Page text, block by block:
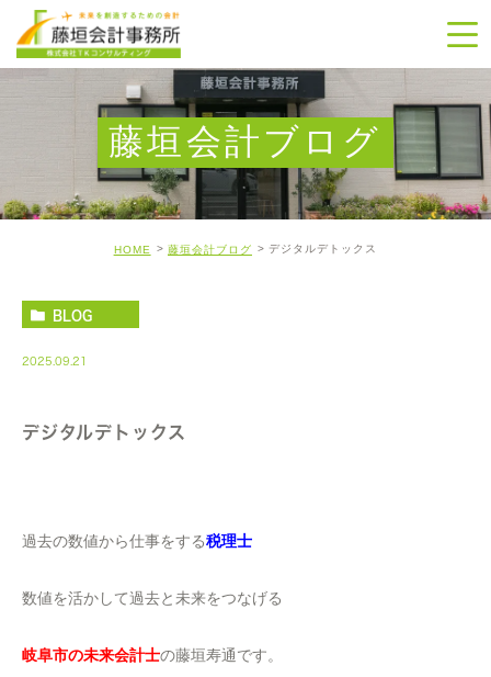
藤垣会計ブログ
HOME 藤垣会計ブログ デジタルデトックス
BLOG
2025.09.21
デジタルデトックス
過去の数値から仕事をする税理士
数値を活かして過去と未来をつなげる
岐阜市の未来会計士の藤垣寿通です。